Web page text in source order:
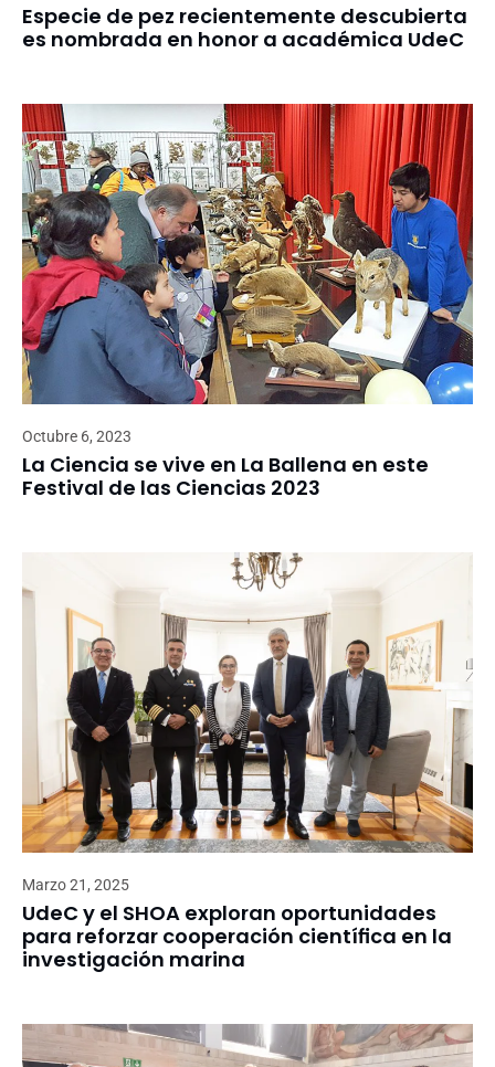
Especie de pez recientemente descubierta
es nombrada en honor a académica UdeC
Octubre 6, 2023
La Ciencia se vive en La Ballena en este
Festival de las Ciencias 2023
Marzo 21, 2025
UdeC y el SHOA exploran oportunidades
para reforzar cooperación científica en la
investigación marina